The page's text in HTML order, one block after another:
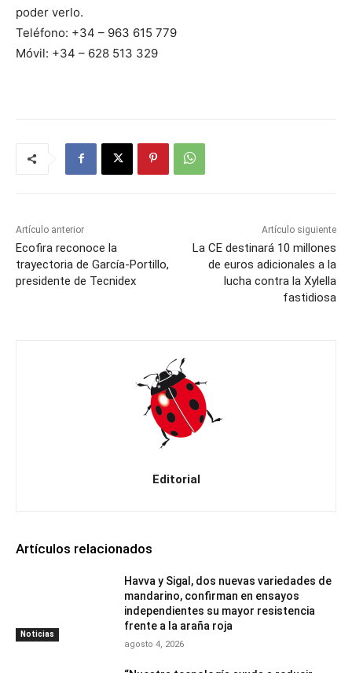
poder verlo.
Teléfono: +34 – 963 615 779
Móvil: +34 – 628 513 329
Artículo anterior
Ecofira reconoce la
trayectoria de García-Portillo,
presidente de Tecnidex
Artículo siguiente
La CE destinará 10 millones
de euros adicionales a la
lucha contra la Xylella
fastidiosa
Editorial
Artículos relacionados
Noticias
Havva y Sigal, dos nuevas variedades de
mandarino, confirman en ensayos
independientes su mayor resistencia
frente a la araña roja
agosto 4, 2026